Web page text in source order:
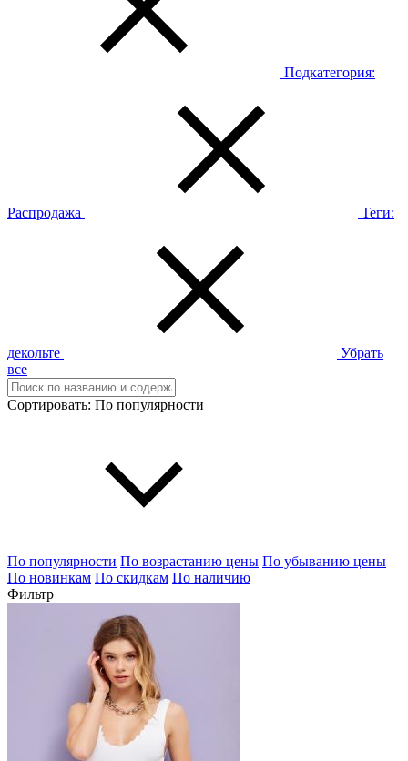
Подкатегория:
Распродажа Теги:
декольте
Убрать
все
Сортировать: По популярности
По популярности По возрастанию цены По убыванию цены
По новинкам По скидкам По наличию
Фильтр